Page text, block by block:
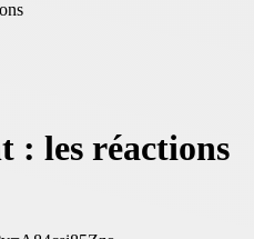
: les réactions